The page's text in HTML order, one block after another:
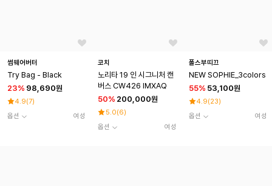
썸웨어버터
Try Bag - Black
23% 98,690원
4.9(7)
옵션
여성
코치
노리타 19 인 시그니처 캔
버스 CW426 IMXAQ
50% 200,000원
5.0(6)
옵션
여성
폴스부띠끄
NEW SOPHIE_3colors
55% 53,100원
4.9(23)
옵션
여성